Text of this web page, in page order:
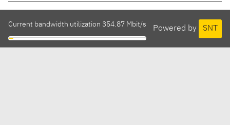
Powered by SNT
Current bandwidth utilization 354.87 Mbit/s